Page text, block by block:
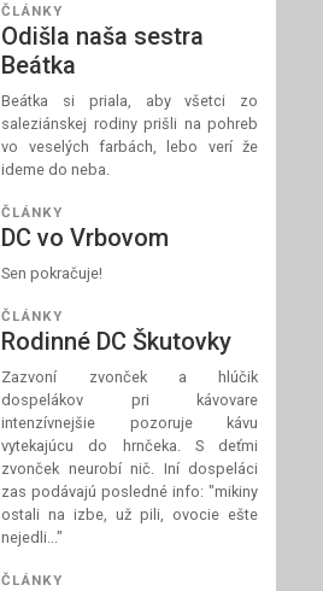
ČLÁNKY
Odišla naša sestra
Beátka
Beátka si priala, aby všetci zo
saleziánskej rodiny prišli na pohreb
vo veselých farbách, lebo verí že
ideme do neba.
ČLÁNKY
DC vo Vrbovom
Sen pokračuje!
ČLÁNKY
Rodinné DC Škutovky
Zazvoní zvonček a hlúčik
dospelákov pri kávovare
intenzívnejšie pozoruje kávu
vytekajúcu do hrnčeka. S deťmi
zvonček neurobí nič. Iní dospeláci
zas podávajú posledné info: "mikiny
ostali na izbe, už pili, ovocie ešte
nejedli..."
ČLÁNKY